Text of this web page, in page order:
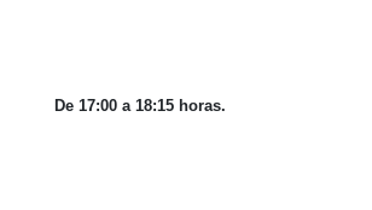
De 17:00 a 18:15 horas.